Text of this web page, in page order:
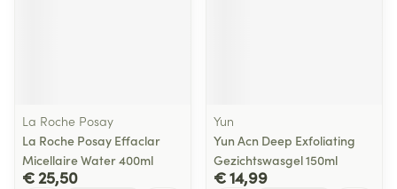
La Roche Posay
La Roche Posay Effaclar
Micellaire Water 400ml
€ 25,50
Yun
Yun Acn Deep Exfoliating
Gezichtswasgel 150ml
€ 14,99